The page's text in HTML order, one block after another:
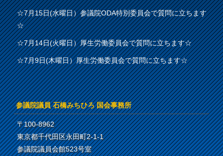
☆7月15日(水曜日）参議院ODA特別委員会で質問に立ちます
☆
☆7月14日(火曜日）厚生労働委員会で質問に立ちます☆
☆7月9日(木曜日）厚生労働委員会で質問に立ちます☆
参議院議員 石橋みちひろ 国会事務所
〒100-8962
東京都千代田区永田町2-1-1
参議院議員会館523号室